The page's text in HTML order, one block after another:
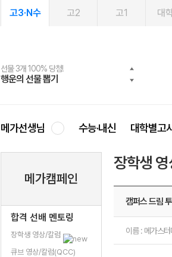
고3·N수 고2 고1 대
선물 3개 100% 당첨!
행운의 선물 뽑기
선물 100% 증정!
메가스터디 X 올리브
여름방학 스터디 캐시백
메가런 썸머스쿨
2027 러셀 단과
강사 공개선발
스마트러닝앱
설문 EVENT
메가패스
3일 무료 체험권
메가패스 수강생 무료혜택!
메가클럽 멤버십
사회공헌 캠페인
희망이룸 메가나눔
메가선생님 수능·내신 대학별고
메가캠페인
합격 선배 멘토링
장학생 영상/칼럼
큐브 영상/칼럼(QCC)
장학생
캠퍼스 드림
이름 : 메가스